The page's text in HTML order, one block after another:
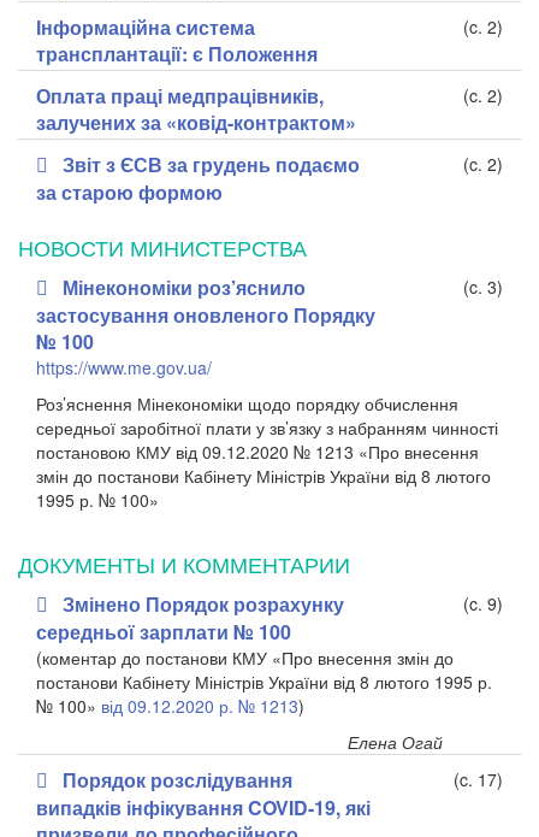
Інформаційна система
трансплантації: є Положення
(c. 2)
Оплата праці медпрацівників,
залучених за «ковід-контрактом»
(c. 2)
Звіт з ЄСВ за грудень подаємо
за старою формою
(c. 2)
НОВОСТИ МИНИСТЕРСТВА
Мінекономіки роз’яснило
застосування оновленого Порядку
№ 100
(c. 3)
https://www.me.gov.ua/
Роз’яснення Мінекономіки щодо порядку обчислення
середньої заробітної плати у зв’язку з набранням чинності
постановою КМУ від 09.12.2020 № 1213 «Про внесення
змін до постанови Кабінету Міністрів України від 8 лютого
1995 р. № 100»
ДОКУМЕНТЫ И КОММЕНТАРИИ
Змінено Порядок розрахунку
середньої зарплати № 100
(c. 9)
(коментар до постанови КМУ «Про внесення змін до
постанови Кабінету Міністрів України від 8 лютого 1995 р.
№ 100» від 09.12.2020 р. № 1213)
Елена Огай
Порядок розслідування
випадків інфікування COVID-19, які
(c. 17)